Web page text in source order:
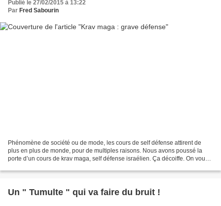
Publié le 27/02/2015 à 13:22
Par Fred Sabourin
Phénomène de société ou de mode, les cours de self défense attirent de
plus en plus de monde, pour de multiples raisons. Nous avons poussé la
porte d’un cours de krav maga, self défense israélien. Ça décoiffe. On vous
Un " Tumulte " qui va faire du bruit !